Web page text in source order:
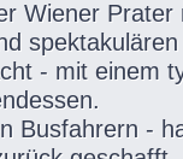
Wiener Prater
spektakulären
- mit einem
Busfahrern -